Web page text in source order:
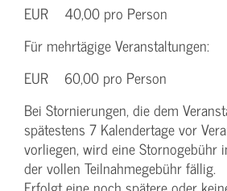
EUR 40,00 pro Person
Für mehrtägige Veranstaltungen:
EUR 60,00 pro Person
Bei Stornierungen, die dem
spätestens 7 Kalendertage vor
vorliegen, wird eine Stornogebühr
der vollen Teilnahmegebühr fällig.